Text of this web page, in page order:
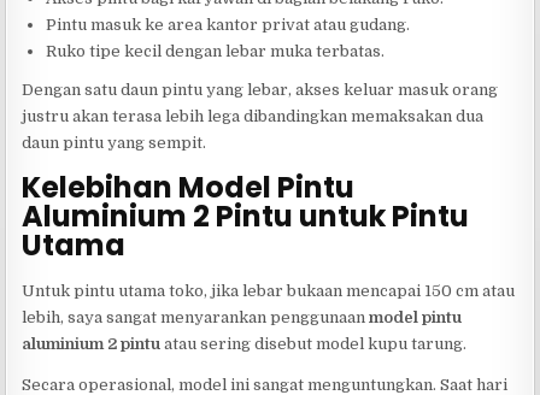
Pintu masuk ke area kantor privat atau gudang.
Ruko tipe kecil dengan lebar muka terbatas.
Dengan satu daun pintu yang lebar, akses keluar masuk orang
justru akan terasa lebih lega dibandingkan memaksakan dua
daun pintu yang sempit.
Kelebihan Model Pintu
Aluminium 2 Pintu untuk Pintu
Utama
Untuk pintu utama toko, jika lebar bukaan mencapai 150 cm atau
lebih, saya sangat menyarankan penggunaanmodel pintu
aluminium 2 pintu atau sering disebut model kupu tarung.
Secara operasional, model ini sangat menguntungkan. Saat hari